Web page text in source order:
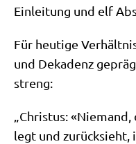
Ein­lei­tung und elf
Für heu­ti­ge
und Deka­denz
streng:
„Chri­stus:
legt und zurück­sieht,